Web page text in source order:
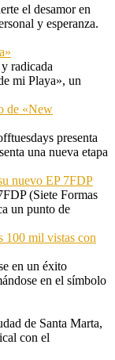
el desamor en
y esperanza.
radicada
mi Playa», un
de «New
presenta
una nueva etapa
nuevo EP 7FDP
(Siete Formas
un punto de
100 mil vistas con
en un éxito
en el símbolo
de Santa Marta,
con el